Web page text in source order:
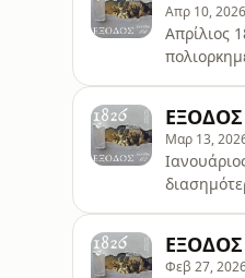
Απρ 10, 2026
Απρίλιος
ΕΞΟΔΟΣ
Μαρ 13,
και
ΕΞΟΔΟΣ
Φεβ 27,